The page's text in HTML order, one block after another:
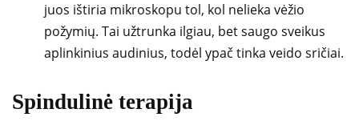
juos ištiria mikroskopu tol, kol nelieka vėžio
požymių. Tai užtrunka ilgiau, bet saugo sveikus
aplinkinius audinius, todėl ypač tinka veido sričiai.
Spindulinė terapija